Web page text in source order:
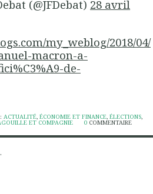
(@JFDebat) 28 avril
my_weblog/2018/04/
macron-a-
de-
ACTUALITÉ, ÉCONOMIE ET FINANCE, ÉLECTIONS,
ET COMPAGNIE 0 COMMENTAIRE